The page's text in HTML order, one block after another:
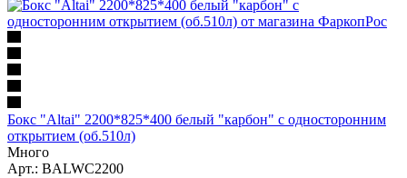
Бокс "Altai" 2200*825*400 белый "карбон" с односторонним
открытием (об.510л)
Много
Арт.: BALWC2200